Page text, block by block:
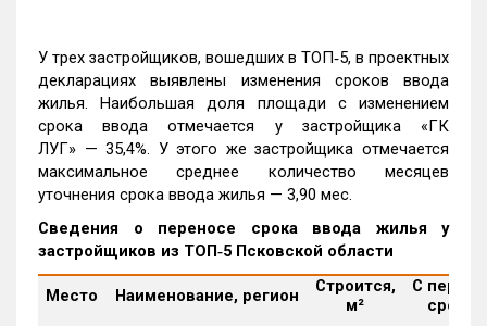
У трех застройщиков, вошедших в ТОП‑5, в проектных
декларациях выявлены изменения сроков ввода
жилья. Наибольшая доля площади с изменением
срока ввода отмечается у застройщика «ГК
ЛУГ» — 35,4%. У этого же застройщика отмечается
максимальное среднее количество месяцев
уточнения срока ввода жилья — 3,90 мес.
Сведения о переносе срока ввода жилья у
застройщиков из ТОП‑5 Псковской области
Место Наименование, регион
Строится,
м²
С
срока,